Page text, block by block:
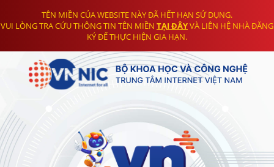
TÊN MIỀN CỦA WEBSITE NÀY ĐÃ HẾT HẠN SỬ DỤNG.
VUI LÒNG TRA CỨU THÔNG TIN TÊN MIỀN TẠI ĐÂYVÀ LIÊN HỆ NHÀ ĐĂNG
KÝ ĐỂ THỰC HIỆN GIA HẠN.